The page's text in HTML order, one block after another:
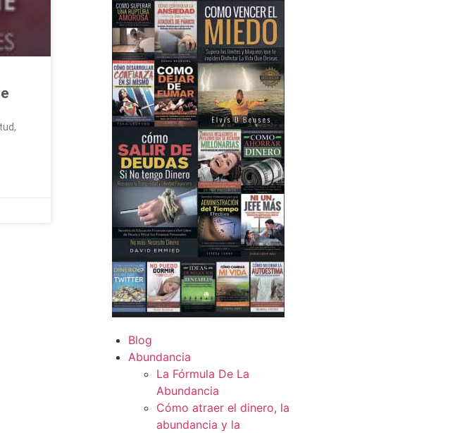
Blog
Abundancia
La Fórmula De La
Abundancia
Cómo atraer el dinero, la
abundancia y la